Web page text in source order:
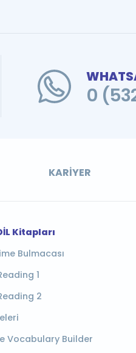
0
KARIYER
Kitapları
Bulmacası
1
2
Vocabulary Builder